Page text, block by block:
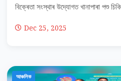
বিক্ৰেতা সংস্থাৰ উদ্যোগত খানাপাৰা পশু
Dec 25, 2025
আঞ্চলিক